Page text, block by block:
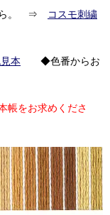
ら。 ⇒
コスモ刺繍
本 ◆色番からお
帳をお求めくださ